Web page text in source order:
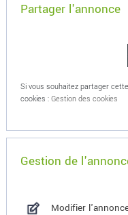
Partager l'annonce
Si vous souhaitez partager
cookies : Gestion des cookies
Gestion de
Modifier